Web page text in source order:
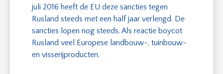
juli 2016 heeft de EU deze sancties tegen
Rusland steeds met een half jaar verlengd. De
sancties lopen nog steeds. Als reactie boycot
Rusland veel Europese landbouw-, tuinbouw-
en visserijproducten.